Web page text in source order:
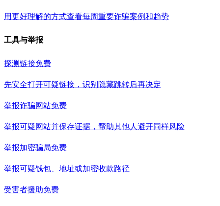
用更好理解的方式查看每周重要诈骗案例和趋势
工具与举报
探测链接免费
先安全打开可疑链接，识别隐藏跳转后再决定
举报诈骗网站免费
举报可疑网站并保存证据，帮助其他人避开同样风险
举报加密骗局免费
举报可疑钱包、地址或加密收款路径
受害者援助免费